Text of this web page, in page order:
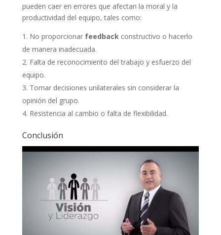
pueden caer en errores que afectan la moral y la
productividad del equipo, tales como:
No proporcionar feedbackconstructivo o hacerlo
de manera inadecuada.
Falta de reconocimiento del trabajo y esfuerzo del
equipo.
Tomar decisiones unilaterales sin considerar la
opinión del grupo.
Resistencia al cambio o falta de flexibilidad.
Conclusión